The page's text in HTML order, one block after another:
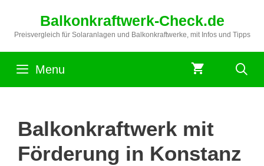
springen
Balkonkraftwerk-Check.de
Preisvergleich für Solaranlagen und Balkonkraftwerke, mit Infos und Tipps
Menu
Balkonkraftwerk mit
Förderung in Konstanz